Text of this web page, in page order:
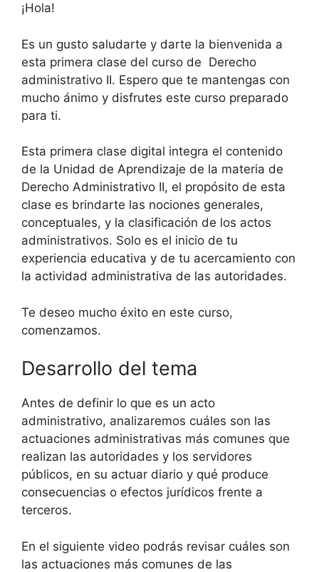
¡Hola!
Es un gusto saludarte y darte la bienvenida a
esta primera clase del curso de Derecho
administrativo II. Espero que te mantengas con
mucho ánimo y disfrutes este curso preparado
para ti.
Esta primera clase digital integra el contenido
de la Unidad de Aprendizaje de la materia de
Derecho Administrativo II, el propósito de esta
clase es brindarte las nociones generales,
conceptuales, y la clasificación de los actos
administrativos. Solo es el inicio de tu
experiencia educativa y de tu acercamiento con
la actividad administrativa de las autoridades.
Te deseo mucho éxito en este curso,
comenzamos.
Desarrollo del tema
Antes de definir lo que es un acto
administrativo, analizaremos cuáles son las
actuaciones administrativas más comunes que
realizan las autoridades y los servidores
públicos, en su actuar diario y qué produce
consecuencias o efectos jurídicos frente a
terceros.
En el siguiente video podrás revisar cuáles son
las actuaciones más comunes de las